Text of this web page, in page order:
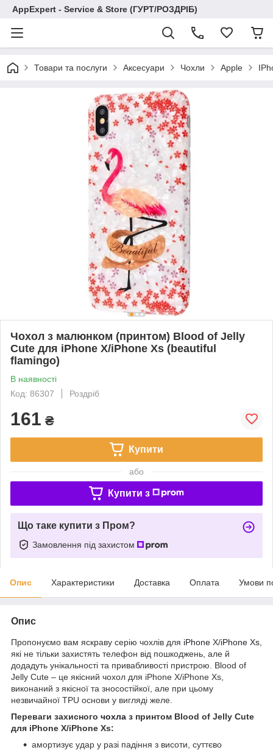
AppExpert - Service & Store (ГУРТ/РОЗДРІБ)
Товари та послуги Аксесуари Чохли Apple
Чохол з малюнком (принтом) Blood of Jelly
Cute для iPhone X/iPhone Xs (beautiful
flamingo)
В наявності
Код: 86307
Роздріб
161 ₴
Купити
або
Купити з
Що таке купити з Пром?
Замовлення під захистом
Опис Характеристики Доставка Оплата Умови
Опис
Пропонуємо вам яскраву серію чохлів для iPhone X/iPhone Xs
які не тільки захистять телефон від пошкоджень, але й
додадуть унікальності та привабливості пристрою. Blood of
Jelly Cute – це якісний чохол для iPhone X/iPhone Xs,
виконаний з якісної та зносостійкої, але при цьому
незвичайної TPU основи у вигляді желе.
Переваги захисного чохла з принтом Blood of Jelly Cute
для iPhone X/iPhone Xs:
амортизує удар у разі падіння з висоти, суттєво